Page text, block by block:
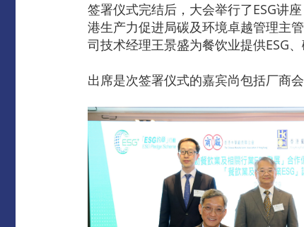
签署仪式完结后，大会举行了ESG讲
港生产力促进局碳及环境卓越管理主
司技术经理王景盛为餐饮业提供ESG
出席是次签署仪式的嘉宾尚包括厂商